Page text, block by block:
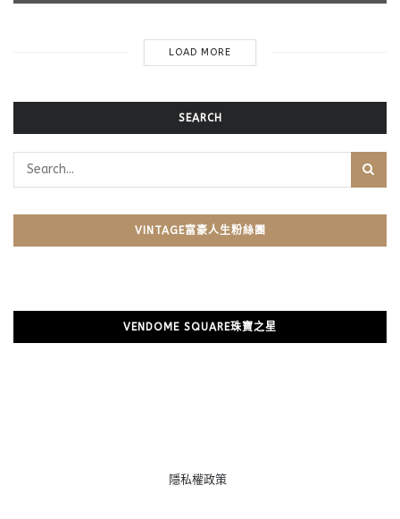
LOAD MORE
SEARCH
VINTAGE富豪人生粉絲團
VENDOME SQUARE珠寶之星
隱私權政策